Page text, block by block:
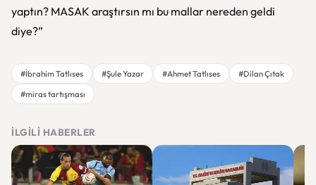
yaptın? MASAK araştırsın mı bu mallar nereden geldi
diye?”
#İbrahim Tatlıses #Şule Yazar #Ahmet Tatlıses
#Dilan Çıtak
#miras tartışması
İLGILI HABERLER